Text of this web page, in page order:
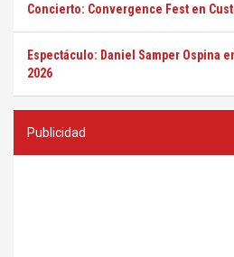
Concierto: Convergence Fest en
Espectáculo: Daniel Samper Ospina
2026
Publicidad